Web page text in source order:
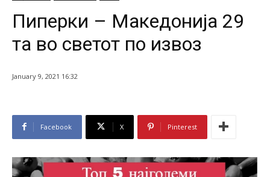
Пиперки – Македонија 29
та во светот по извоз
January 9, 2021 16:32
Facebook X Pinterest